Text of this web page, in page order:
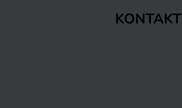
KONTAKT